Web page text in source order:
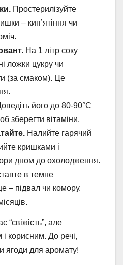
Простерилізуйте
– кип’ятіння чи
На 1 літр соку
ложки цукру чи
(за смаком). Це
його до 80-90°C
зберегти вітаміни.
Налийте гарячий
кришками і
дном до охолодження.
в темне
– підвал чи комору.
“свіжість”, але
корисним. До речі,
ягоди для аромату!